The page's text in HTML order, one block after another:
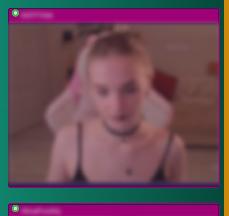
KOTTYAA
AlisaFreshly